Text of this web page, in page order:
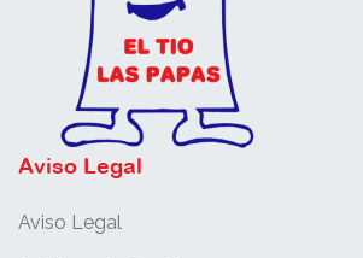
Aviso Legal
Aviso Legal